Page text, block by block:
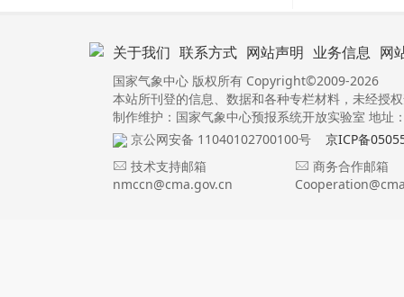
关于我们 联系方式 网站声明 业务信息 网
国家气象中心 版权所有 Copyright©2009-2026
本站所刊登的信息、数据和各种专栏材料，未经授
制作维护：国家气象中心预报系统开放实验室 地址
京公网安备 11040102700100号
京ICP备
技术支持邮箱
nmccn@cma.gov.cn
商务合作邮箱